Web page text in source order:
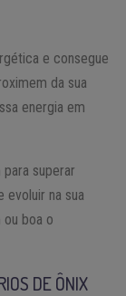
e consegue
da sua
energia em
superar
na sua
boa o
DE ÔNIX